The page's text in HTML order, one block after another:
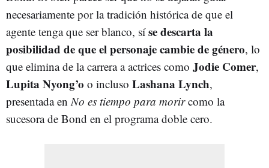
necesariamente por la tradición histórica de que el
agente tenga que ser blanco, síse descarta la
posibilidad de que el personaje cambie de género, lo
que elimina de la carrera a actrices como Jodie Comer,
Lupita Nyong’o o incluso Lashana Lynch,
presentada enNo es tiempo para morircomo la
sucesora de Bond en el programa doble cero.